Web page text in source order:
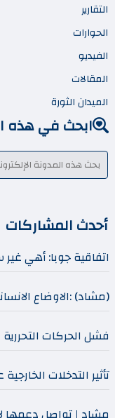
التقارير
الحوارات
الفيديو
المقالات
الميدان الثورة
ابحث في هذه
أحدث المشاركات
اتفاقية جوبا: أهي غير
(مشاد) :الاوضاع
فشل الحركات التحررية
تأثير التدخلات